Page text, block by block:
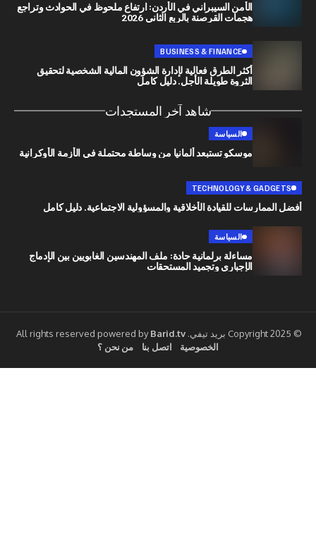
الأمن السيبراني في الأردن: ارتفاع ملحوظ في الحوادث وتراجع
هجمات القرصنة بالربع الثاني 2026
BUSINESS & FINANCE
أكثر الطرق فعالية لإدارة الشؤون المالية الشخصية لتحقيق
الثروة طويلة الأجل. دليل كامل
شاهد آخر المستجدات
موسكو تستبعد ألمانيا من وساطة محتملة في الأزمة الأوكرانية
TECHNOLOGY &
للقيادة الأخلاقية والمسؤولية الاجتماعية. دليل كامل
مساءلة برلمانية حادة: ملف المهندسين الغابويين بين الإدماج
الإجباري وتجميد المستحقات
Barid.tv
اتصل بنا من نحن ؟